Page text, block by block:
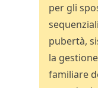
per gli
pubertà,
la
familiare